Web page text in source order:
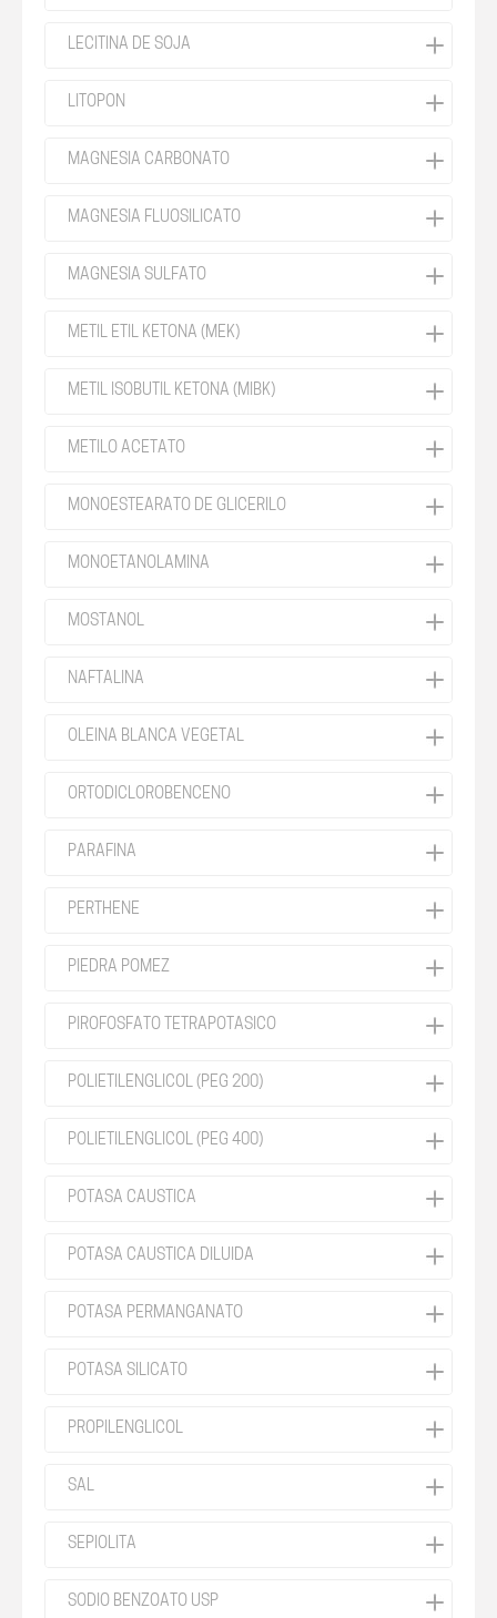
LECITINA DE SOJA
LITOPON
MAGNESIA CARBONATO
MAGNESIA FLUOSILICATO
MAGNESIA SULFATO
METIL ETIL KETONA (MEK)
METIL ISOBUTIL KETONA (MIBK)
METILO ACETATO
MONOESTEARATO DE GLICERILO
MONOETANOLAMINA
MOSTANOL
NAFTALINA
OLEINA BLANCA VEGETAL
ORTODICLOROBENCENO
PARAFINA
PERTHENE
PIEDRA POMEZ
PIROFOSFATO TETRAPOTASICO
POLIETILENGLICOL (PEG 200)
POLIETILENGLICOL (PEG 400)
POTASA CAUSTICA
POTASA CAUSTICA DILUIDA
POTASA PERMANGANATO
POTASA SILICATO
PROPILENGLICOL
SAL
SEPIOLITA
SODIO BENZOATO USP